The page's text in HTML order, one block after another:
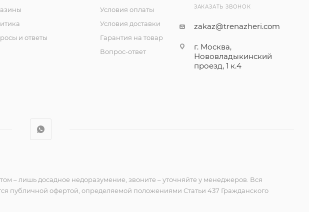
и ответы
Условия оплаты
Условия доставки
Гарантия на товар
Вопрос-ответ
ЗАКАЗАТЬ ЗВОНОК
zakaz@trenazheri.com
г. Москва,
Нововладыкинский
проезд, 1 к.4
– лишь досадное недоразумение, звоните – уточняйте у менеджеров. Вся
публичной офертой, определяемой положениями Статьи 437 Гражданского